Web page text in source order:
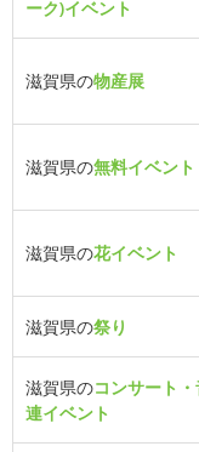
ーク)イベント
滋賀県の物産展
滋賀県の無料イベント
滋賀県の花イベント
滋賀県の祭り
滋賀県のコンサート
連イベント